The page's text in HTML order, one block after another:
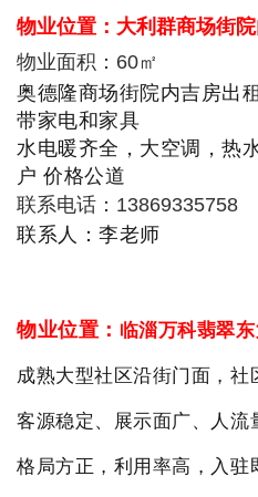
物业位置：大利群商场街
物业面积：60㎡
奥德隆商场街院内吉房出
带家电和家具
水电暖齐全，大空调，热
户 价格公道
联系电话：13869335758
联系人：李老师
物业位置： 临淄万科翡翠
成熟大型社区沿街门面，社
客源稳定、展示面广、人流
格局方正，利用率高，入驻